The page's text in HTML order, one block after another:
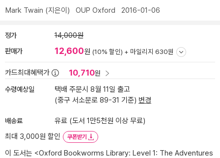
Mark Twain (지은이) OUP Oxford 2016-01-06
정가 14,000원
판매가 12,600원 (10% 할인) + 마일리지 630원
카드최대혜택가 10,710원
수령예상일
택배 주문시 8월 11일 출고
(중구 서소문로 89-31 기준) 변경
배송료
유료 (도서 1만5천원 이상 무료)
최대 3,000원 할인
쿠폰받기
이 도서는 <Oxford Bookworms Library: Level 1: The Adventures